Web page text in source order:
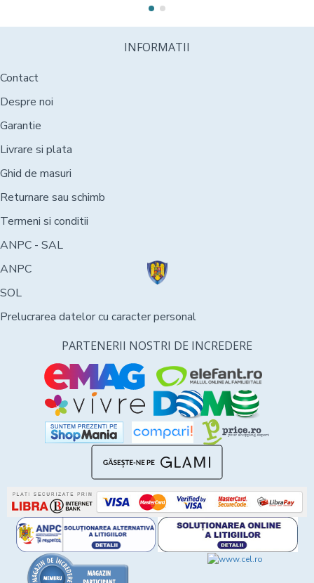
INFORMATII
Contact
Despre noi
Garantie
Livrare si plata
Ghid de masuri
Returnare sau schimb
Termeni si conditii
ANPC - SAL
ANPC
SOL
Prelucrarea datelor cu caracter personal
PARTENERII NOSTRI DE INCREDERE